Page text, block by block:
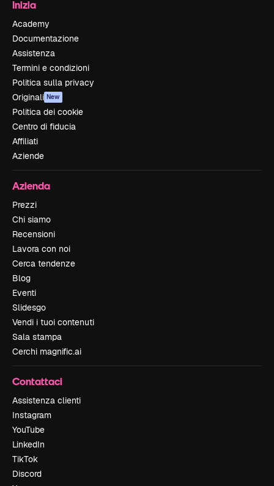
Inizia
Academy
Documentazione
Assistenza
Termini e condizioni
Politica sulla privacy
Originali New
Politica dei cookie
Centro di fiducia
Affiliati
Aziende
Azienda
Prezzi
Chi siamo
Recensioni
Lavora con noi
Cerca tendenze
Blog
Eventi
Slidesgo
Vendi i tuoi contenuti
Sala stampa
Cerchi magnific.ai
Contattaci
Assistenza clienti
Instagram
YouTube
LinkedIn
TikTok
Discord